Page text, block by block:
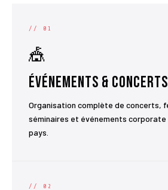
// 01
🎪
Événements & Concerts
Organisation complète de concerts,
séminaires et événements corporate
pays.
// 02